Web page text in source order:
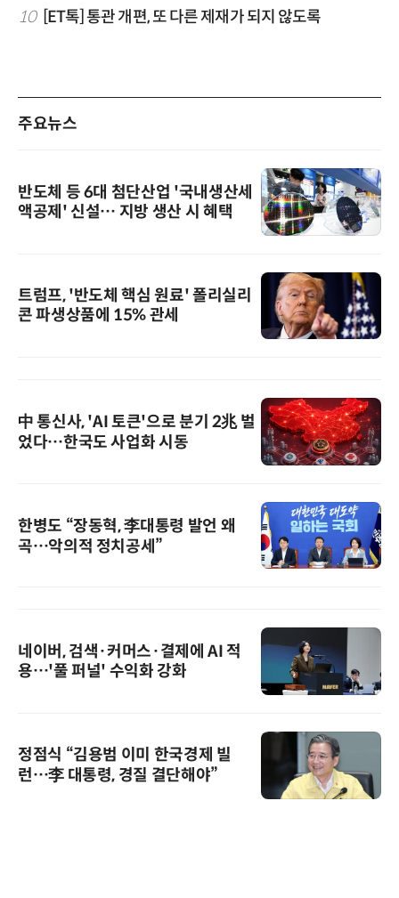
10 [ET톡] 통관 개편, 또 다른 제재가 되지 않도록
주요뉴스
반도체 등 6대 첨단산업 '국내생산세
액공제' 신설… 지방 생산 시 혜택
트럼프, '반도체 핵심 원료' 폴리실리
콘 파생상품에 15% 관세
中 통신사, 'AI 토큰'으로 분기 2兆 벌
었다…한국도 사업화 시동
한병도 “장동혁, 李대통령 발언 왜
곡…악의적 정치공세”
네이버, 검색·커머스·결제에 AI 적
용…'풀 퍼널' 수익화 강화
정점식 “김용범 이미 한국경제 빌
런…李 대통령, 경질 결단해야”